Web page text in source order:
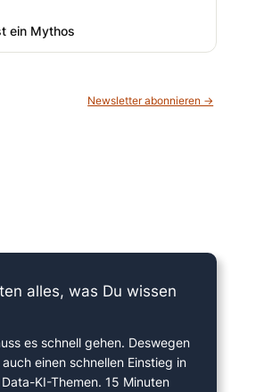
ein Mythos
Newsletter abonnieren →
alles, was Du wissen
es schnell gehen. Deswegen
einen schnellen Einstieg in
KI-Themen. 15 Minuten